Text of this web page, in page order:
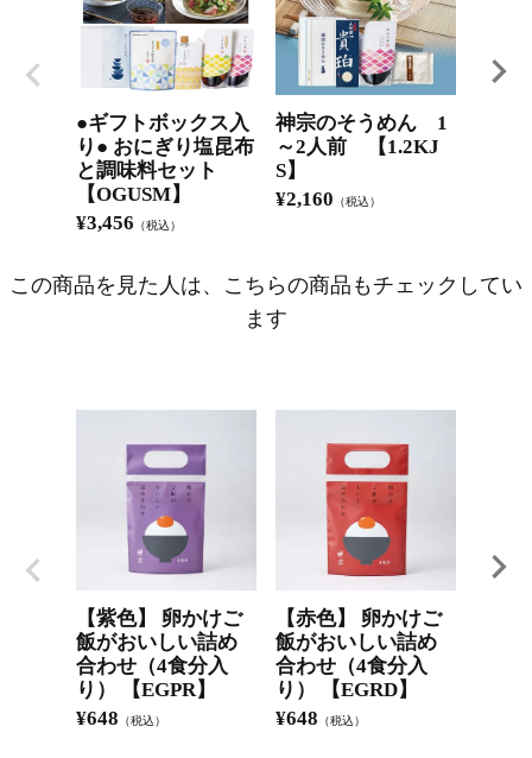
●ギフトボックス入
り● おにぎり塩昆布
と調味料セット
【OGUSM】
¥3,456 （税込）
神宗のそうめん 1
～2人前 【1.2KJ
S】
¥2,160 （税込）
この商品を見た人は、こちらの商品もチェックしてい
ます
【紫色】 卵かけご
飯がおいしい詰め
合わせ（4食分入
り） 【EGPR】
¥648 （税込）
【赤色】 卵かけご
飯がおいしい詰め
合わせ（4食分入
り） 【EGRD】
¥648 （税込）